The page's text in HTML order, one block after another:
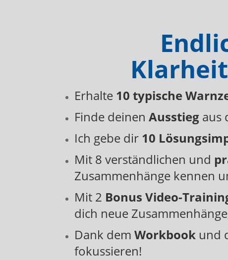
Erhalte 10 typische
Finde deinenAusstieg aus
Ich gebe dir 10
Mit 8 verständlichen und
Zusammenhänge kennen
Mit 2 Bonus Video-
dich neue
Dank demWorkbook und
fokussieren!